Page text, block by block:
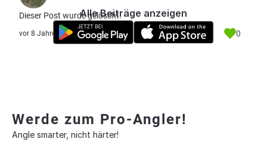
Dieser Post wurde gelöscht.
vor 8 Jahre 0
Alle Beiträge anzeigen
Werde zum Pro-Angler!
Angle smarter, nicht härter!